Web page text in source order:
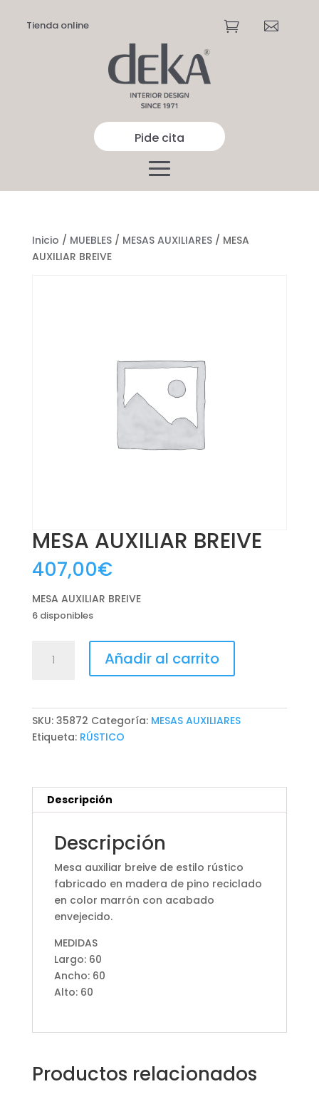
Tienda online  
Pide cita
Inicio / MUEBLES/ MESAS AUXILIARES/ MESA
AUXILIAR BREIVE
MESA AUXILIAR BREIVE
407,00€
MESA AUXILIAR BREIVE
6 disponibles
AUXILIAR
Añadir al carrito
SKU: 35872 Categoría: MESAS AUXILIARES
Etiqueta: RÚSTICO
Descripción
Descripción
Mesa auxiliar breive de estilo rústico
fabricado en madera de pino reciclado
en color marrón con acabado
envejecido.
MEDIDAS
Largo: 60
Ancho: 60
Alto: 60
Productos relacionados